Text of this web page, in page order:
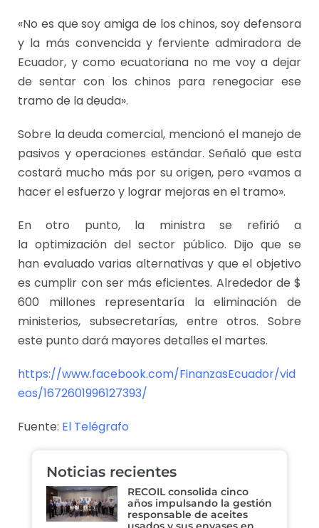
«No es que soy amiga de los chinos, soy defensora
y la más convencida y ferviente admiradora de
Ecuador, y como ecuatoriana no me voy a dejar
de sentar con los chinos para renegociar ese
tramo de la deuda».
Sobre la deuda comercial, mencionó el manejo de
pasivos y operaciones estándar. Señaló que esta
costará mucho más por su origen, pero «vamos a
hacer el esfuerzo y lograr mejoras en el tramo».
En otro punto, la ministra se refirió a
la optimización del sector público. Dijo que se
han evaluado varias alternativas y que el objetivo
es cumplir con ser más eficientes. Alrededor de $
600 millones representaría la eliminación de
ministerios, subsecretarías, entre otros. Sobre
este punto dará mayores detalles el martes.
https://www.facebook.com/FinanzasEcuador/vid
eos/1672601996127393/
Fuente: El Telégrafo
Noticias recientes
RECOIL consolida cinco
años impulsando la gestión
responsable de aceites